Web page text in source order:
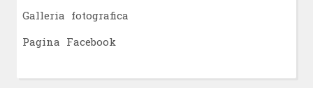
Galleria fotografica
Pagina Facebook